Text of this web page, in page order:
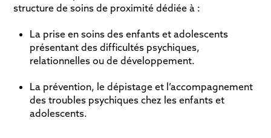
structure de soins de proximité dédiée à :
La prise en soins des enfants et adolescents
présentant des difficultés psychiques,
relationnelles ou de développement.
La prévention, le dépistage et l’accompagnement
des troubles psychiques chez les enfants et
adolescents.